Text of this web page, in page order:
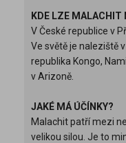
KDE LZE MALACHIT
V České republice v
Ve světě je naleziště
republika Kongo,
v Arizoně.
JAKÉ MÁ ÚČÍNKY?
Malachit patří mezi
velikou silou. Je to